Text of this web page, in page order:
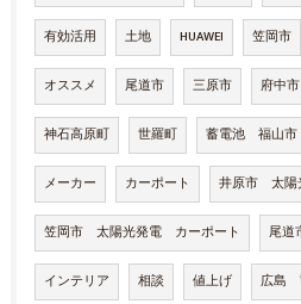
有効活用 土地 HUAWEI 笠岡市
オススメ 尾道市 三原市 府中市
神石高原町 世羅町 蓄電池 福山
メーカー カーポート 井原市 太陽
笠岡市 太陽光発電 カーポート 尾
インテリア 相談 値上げ 広島